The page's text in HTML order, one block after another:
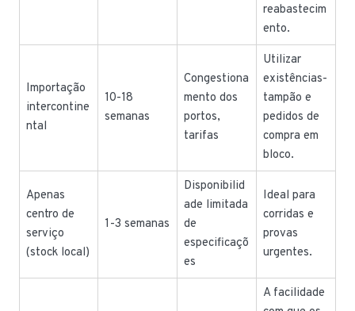
reabastecim
ento.
Importação
intercontine
ntal
10-18
semanas
Congestiona
mento dos
portos,
tarifas
Utilizar
existências-
tampão e
pedidos de
compra em
bloco.
Apenas
centro de
serviço
(stock local)
1-3 semanas
Disponibilid
ade limitada
de
especificaçõ
es
Ideal para
corridas e
provas
urgentes.
A facilidade